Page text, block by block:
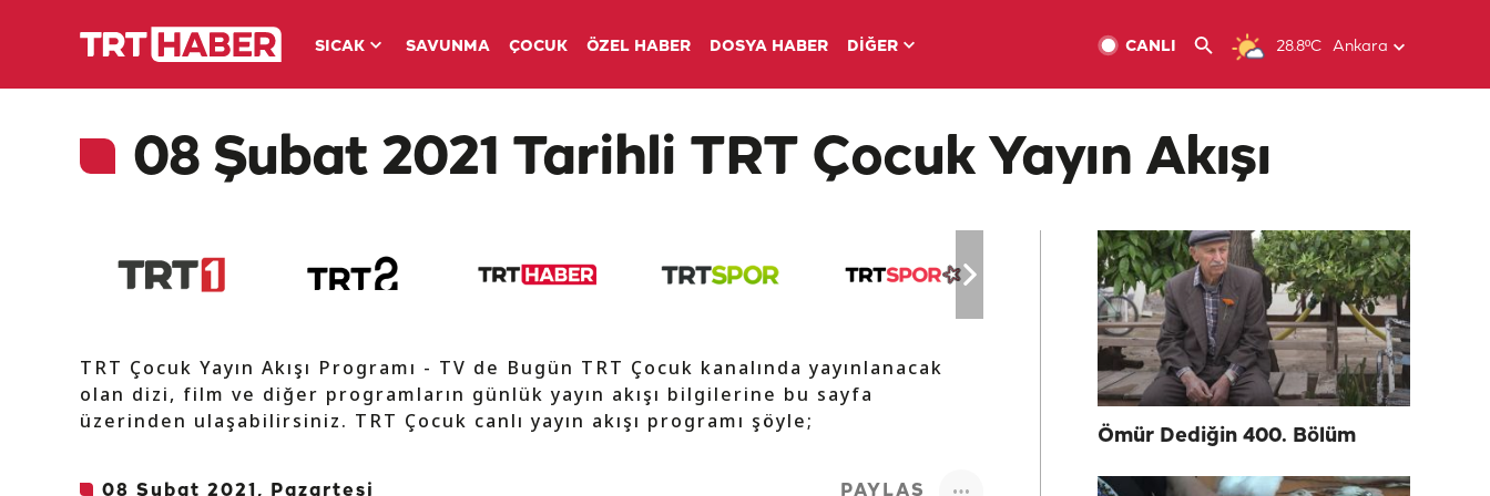
SICAK SAVUNMA ÇOCUK ÖZEL HABER DOSYA HABER DİĞER 28.8ºC Ankara
CANLI
08 Şubat 2021 Tarihli TRT Çocuk Yayın Akışı
TRT Çocuk Yayın Akışı Programı - TV de Bugün TRT Çocuk kanalında yayınlanacak
olan dizi, film ve diğer programların günlük yayın akışı bilgilerine bu sayfa
üzerinden ulaşabilirsiniz. TRT Çocuk canlı yayın akışı programı şöyle;
08 Şubat 2021, Pazartesi PAYLAŞ
Ömür Dediğin 400. Bölüm